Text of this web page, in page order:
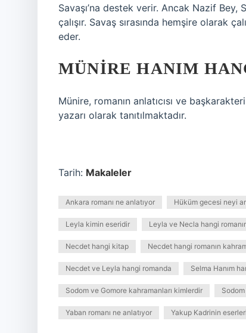
Savaşı’na destek verir. Ancak Nazif Bey,
çalışır. Savaş sırasında hemşire olarak
eder.
MÜNIRE HANIM
Münire, romanın anlatıcısı ve
yazarı olarak tanıtılmaktadır.
Tarih: Makaleler
Ankara romanı ne anlatıyor Hüküm gecesi neyi
Leyla kimin eseridir Leyla ve Necla hangi
Necdet hangi kitap Necdet hangi romanın
Necdet ve Leyla hangi romanda Selma Hanım
Sodom ve Gomore kahramanları kimlerdir
Yaban romanı ne anlatıyor Yakup Kadrinin